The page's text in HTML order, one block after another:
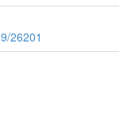
26201